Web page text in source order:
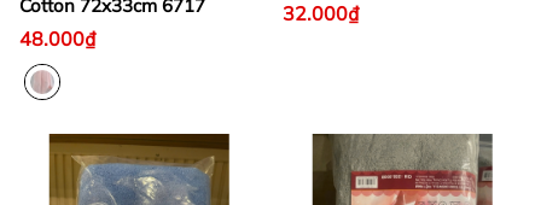
Cotton 72x33cm 6717
48.000₫
32.000₫